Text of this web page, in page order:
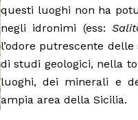
questi luoghi non ha
negli idronimi (ess:
l’odore putrescente
di studi geologici, nella
luoghi, dei minerali e
ampia area della Sicilia.